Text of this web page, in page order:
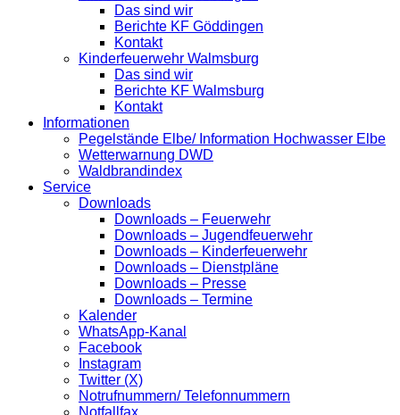
Das sind wir
Berichte KF Göddingen
Kontakt
Kinderfeuerwehr Walmsburg
Das sind wir
Berichte KF Walmsburg
Kontakt
Informationen
Pegelstände Elbe/ Information Hochwasser Elbe
Wetterwarnung DWD
Waldbrandindex
Service
Downloads
Downloads – Feuerwehr
Downloads – Jugendfeuerwehr
Downloads – Kinderfeuerwehr
Downloads – Dienstpläne
Downloads – Presse
Downloads – Termine
Kalender
WhatsApp-Kanal
Facebook
Instagram
Twitter (X)
Notrufnummern/ Telefonnummern
Notfallfax